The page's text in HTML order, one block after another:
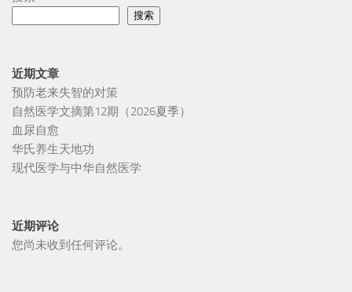
搜索
近期文章
预防老来失智的对策
自然医学文摘第12期（2026夏季）
血尿自愈
华氏养生天地功
现代医学与中华自然医学
近期评论
您尚未收到任何评论。